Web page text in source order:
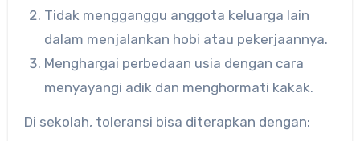
Tidak mengganggu anggota keluarga lain
dalam menjalankan hobi atau pekerjaannya.
Menghargai perbedaan usia dengan cara
menyayangi adik dan menghormati kakak.
Di sekolah, toleransi bisa diterapkan dengan: